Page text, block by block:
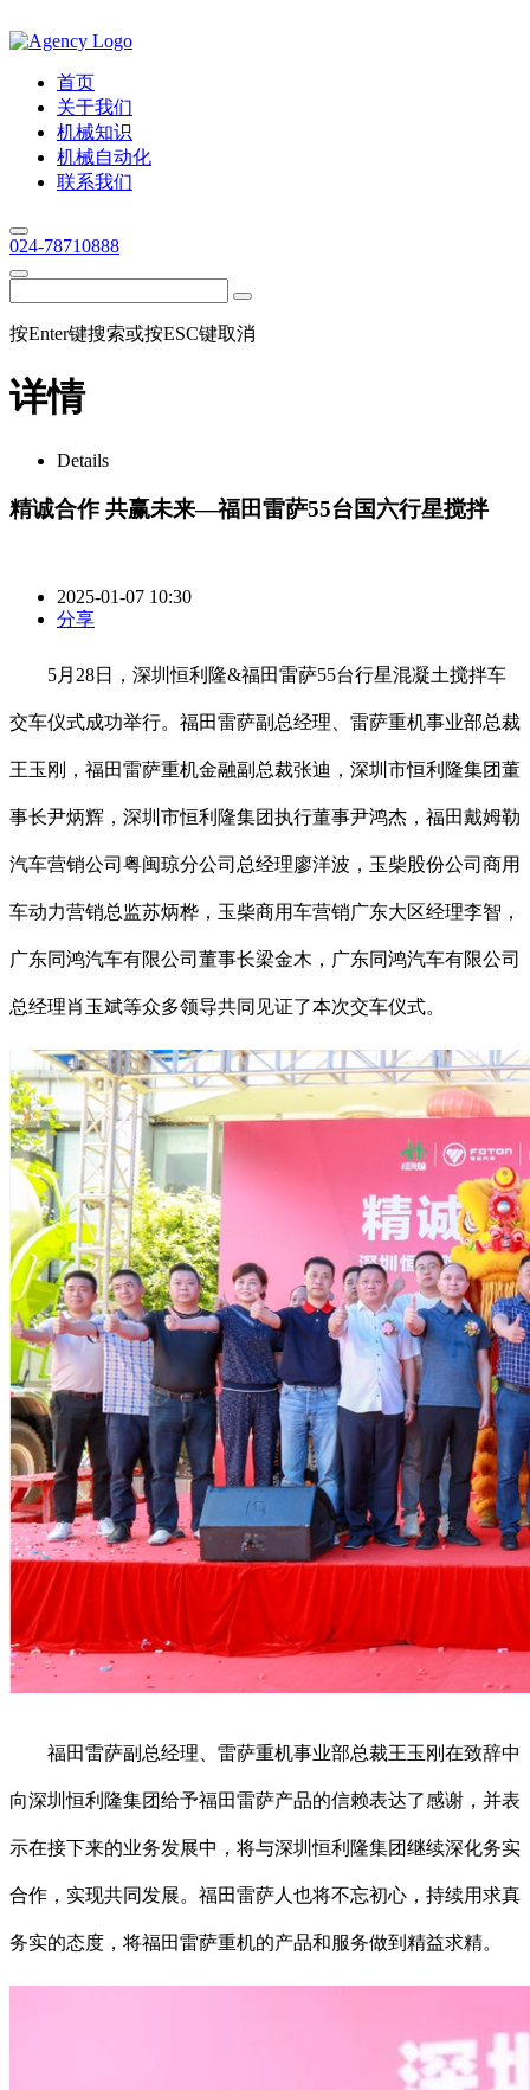
首页
关于我们
机械知识
机械自动化
联系我们
024-78710888
按Enter键搜索或按ESC键取消
详情
Details
精诚合作 共赢未来—福田雷萨55台国六行星搅拌
2025-01-07 10:30
分享
5月28日，深圳恒利隆&福田雷萨55台行星混凝土搅拌车
交车仪式成功举行。福田雷萨副总经理、雷萨重机事业部总裁
王玉刚，福田雷萨重机金融副总裁张迪，深圳市恒利隆集团董
事长尹炳辉，深圳市恒利隆集团执行董事尹鸿杰，福田戴姆勒
汽车营销公司粤闽琼分公司总经理廖洋波，玉柴股份公司商用
车动力营销总监苏炳桦，玉柴商用车营销广东大区经理李智，
广东同鸿汽车有限公司董事长梁金木，广东同鸿汽车有限公司
总经理肖玉斌等众多领导共同见证了本次交车仪式。
福田雷萨副总经理、雷萨重机事业部总裁王玉刚在致辞中
向深圳恒利隆集团给予福田雷萨产品的信赖表达了感谢，并表
示在接下来的业务发展中，将与深圳恒利隆集团继续深化务实
合作，实现共同发展。福田雷萨人也将不忘初心，持续用求真
务实的态度，将福田雷萨重机的产品和服务做到精益求精。